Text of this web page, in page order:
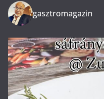
gasztromagazin